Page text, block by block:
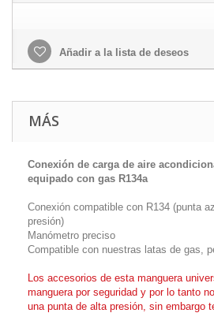
Añadir a la lista de deseos
MÁS
Conexión de carga de aire
equipado con gas R134a
Conexión compatible con R134 (punta
presión)
Manómetro preciso
Compatible con nuestras latas de gas,
Los accesorios de esta manguera
manguera por seguridad y por lo tanto
una punta de alta presión, sin embargo